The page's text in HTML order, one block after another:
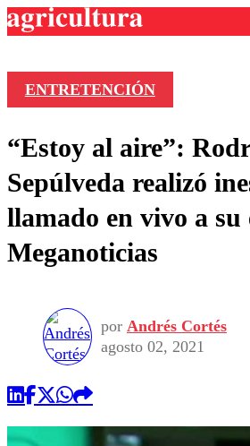
Frecuencias
Agricultura TV
Deportes
Colo Colo
Motor
Torneo Internacional
Torneo Nacional
Entretención
Noticias
Internacional
Nacional
Vida Social
Programas
Comercial
ENTRETENCIÓN
“Estoy al aire”:
Sepúlveda realizó
llamado en vivo a su
Meganoticias
por Andrés Cortés
agosto 02, 2021